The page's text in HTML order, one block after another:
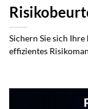
Sichern Sie sich
effizientes